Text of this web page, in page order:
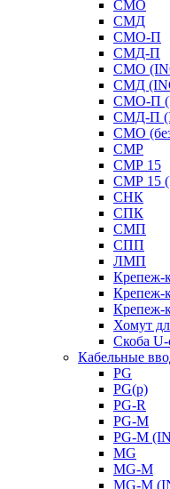
СМО
СМД
СМО-П
СМД-П
СМО
СМД
СМО-П
СМД-П
СМО (без
СМР
СМР 15
СМР 15
СНК
СПК
СМП
СПП
ЛМП
Крепеж-
Крепеж-
Крепеж-
Хомут
Скоба U-
Кабельные
PG
PG(p)
PG-R
PG-M
PG-M
MG
MG-M
MG-M